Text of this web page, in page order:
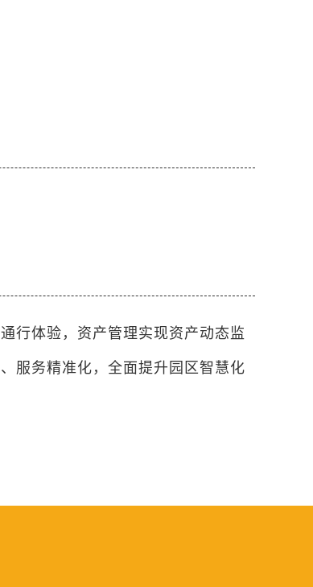
行体验，资产管理实现资产动态监
服务精准化，全面提升园区智慧化